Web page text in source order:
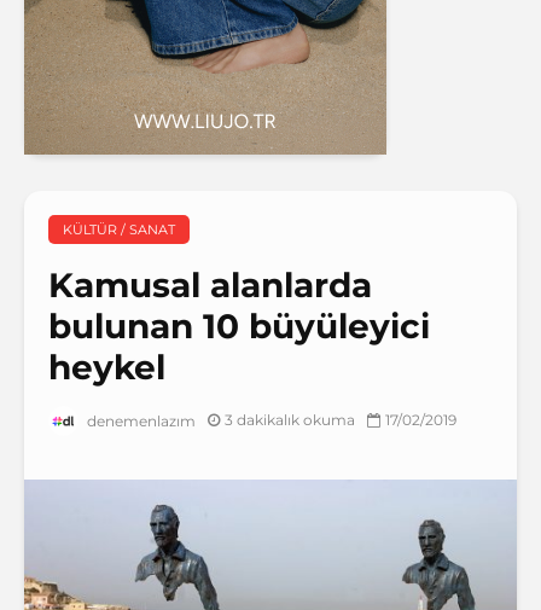
KÜLTÜR / SANAT
Kamusal alanlarda
bulunan 10 büyüleyici
heykel
denemenlazım 3 dakikalık okuma 17/02/2019